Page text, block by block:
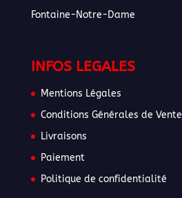
Fontaine-Notre-Dame
INFOS LEGALES
Mentions Légales
Conditions Générales de Vente
Livraisons
Paiement
Politique de confidentialité